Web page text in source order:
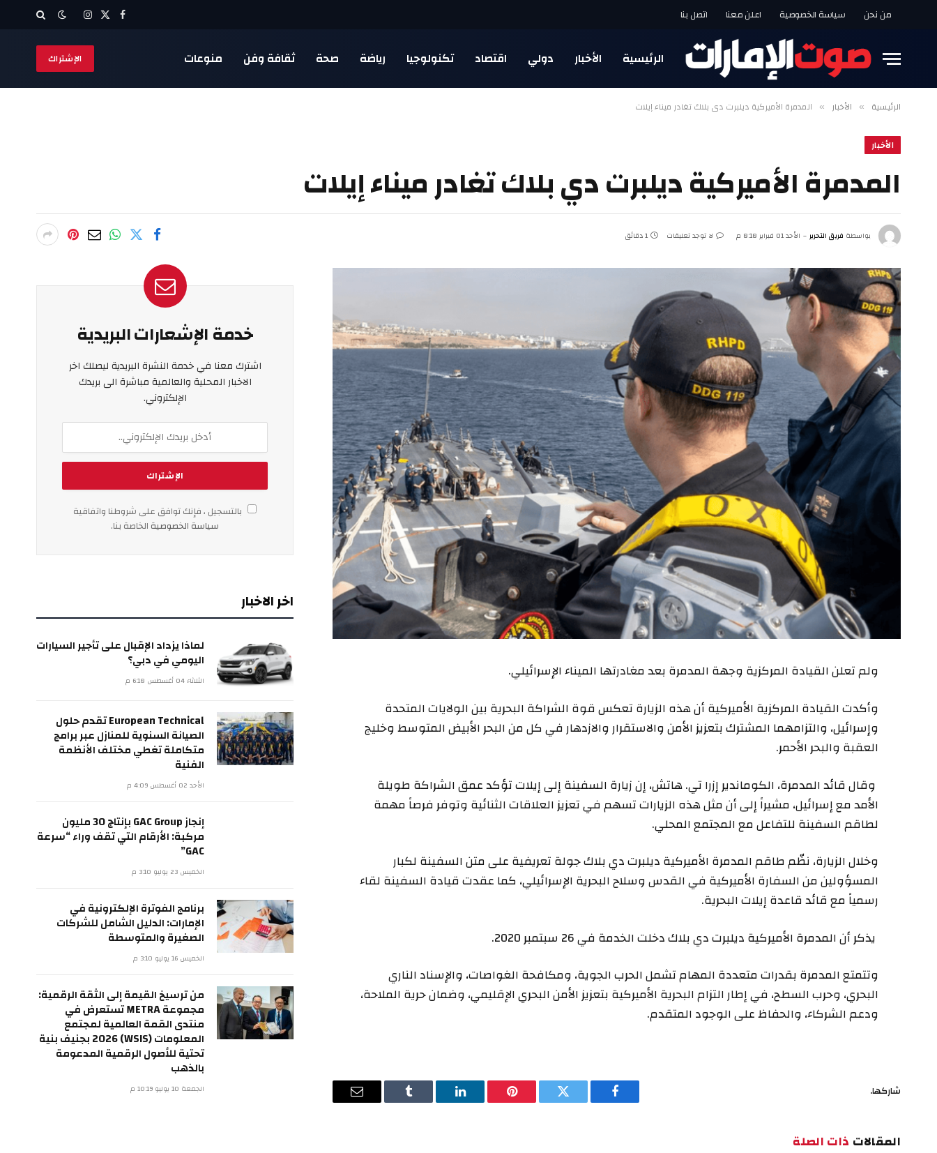
من نحن سياسة الخصوصية اعلن معنا اتصل بنا فيسبوك
X
الانستغرام
الرئيسية الأخبار دولي اقتصاد تكنولوجيا رياضة صحة ثقافة وفن منوعات الإشتراك
الرئيسية » الأخبار » المدمرة الأميركية ديلبرت دي بلاك تغادر ميناء إيلات
الأخبار
المدمرة الأميركية ديلبرت دي بلاك تغادر ميناء إيلات
بواسطة فريق التحرير الأحد 01 فبراير 8:18 م لا توجد تعليقات 1 دقائق
ولم تعلن القيادة المركزية وجهة المدمرة بعد مغادرتها الميناء الإسرائيلي.
وأكدت القيادة المركزية الأميركية أن هذه الزيارة تعكس قوة الشراكة البحرية بين الولايات المتحدة
وإسرائيل، والتزامهما المشترك بتعزيز الأمن والاستقرار والازدهار في كل من البحر الأبيض المتوسط وخليج
العقبة والبحر الأحمر.
وقال قائد المدمرة، الكوماندير إزرا تي. هاتش، إن زيارة السفينة إلى إيلات تؤكد عمق الشراكة طويلة
الأمد مع إسرائيل، مشيراً إلى أن مثل هذه الزيارات تسهم في تعزيز العلاقات الثنائية وتوفر فرصاً مهمة
لطاقم السفينة للتفاعل مع المجتمع المحلي.
وخلال الزيارة، نظّم طاقم المدمرة الأميركية ديلبرت دي بلاك جولة تعريفية على متن السفينة لكبار
المسؤولين من السفارة الأميركية في القدس وسلاح البحرية الإسرائيلي، كما عقدت قيادة السفينة لقاء
رسمياً مع قائد قاعدة إيلات البحرية.
يذكر أن المدمرة الأميركية ديلبرت دي بلاك دخلت الخدمة في 26 سبتمبر 2020.
وتتمتع المدمرة بقدرات متعددة المهام تشمل الحرب الجوية، ومكافحة الغواصات، والإسناد الناري
البحري، وحرب السطح، في إطار التزام البحرية الأميركية بتعزيز الأمن البحري الإقليمي، وضمان حرية الملاحة،
ودعم الشركاء، والحفاظ على الوجود المتقدم.
شاركها.
فيسبوك تويتر بينتيريستلينكدإن Tumblr
البريد
المقالات ذات الصلة
خدمة الإشعارات البريدية
اشترك معنا في خدمة النشرة البريدية ليصلك اخر
الاخبار المحلية والعالمية مباشرة الى بريدك
الإلكتروني.
بالتسجيل ، فإنك توافق على شروطنا واتفاقية
سياسة الخصوصية الخاصة بنا.
اخر الاخبار
لماذا يزداد الإقبال على تأجير السيارات
اليومي في دبي؟
الثلاثاء 04 أغسطس 6:18 م
European Technical تقدم حلول
الصيانة السنوية للمنازل عبر برامج
متكاملة تغطي مختلف الأنظمة
الفنية
الأحد 02 أغسطس 4:09 م
إنجاز GAC Group بإنتاج 30 مليون
مركبة: الأرقام التي تقف وراء “سرعة
GAC”
الخميس 23 يوليو 3:10 م
برنامج الفوترة الإلكترونية في
الإمارات: الدليل الشامل للشركات
الصغيرة والمتوسطة
الخميس 16 يوليو 3:10 م
من ترسيخ القيمة إلى الثقة الرقمية:
مجموعة METRA تستعرض في
منتدى القمة العالمية لمجتمع
المعلومات (WSIS) 2026 بجنيف بنية
تحتية للأصول الرقمية المدعومة
بالذهب
الجمعة 10 يوليو 10:19 م